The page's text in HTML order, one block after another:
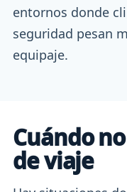
entornos donde
seguridad pesan
equipaje.
Cuándo
de viaje